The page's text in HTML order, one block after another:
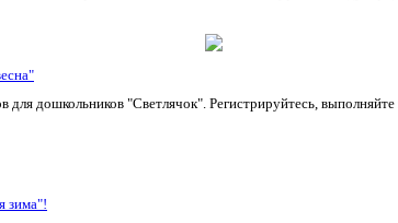
дошкольников "Светлячок". Регистрируйтесь, выполняйте
зима"!